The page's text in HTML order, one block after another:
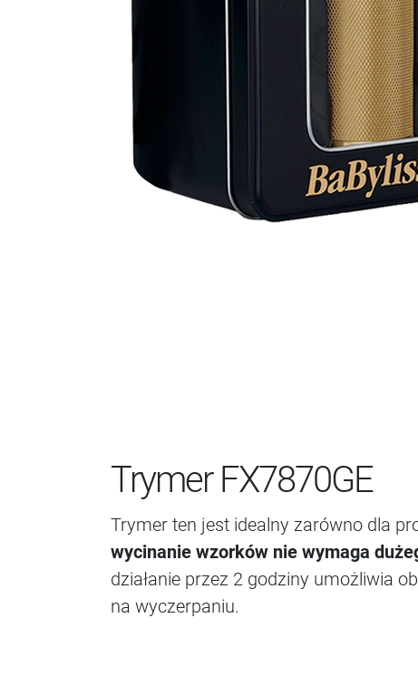
Trymer FX7870GE
Trymer ten jest idealny zarówno dla
wycinanie wzorków nie wymaga
działanie przez 2 godziny umożliwia
na wyczerpaniu.